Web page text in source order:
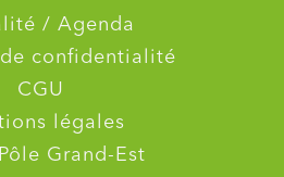
/ Agenda
confidentialité
CGU
légales
Grand-Est